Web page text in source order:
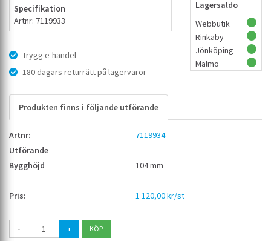
Specifikation
Artnr: 7119933
Trygg e-handel
180 dagars returrätt på lagervaror
Lagersaldo
Webbutik
Rinkaby
Jönköping
Malmö
Produkten finns i följande utförande
7119934
104 mm
1 120,00 kr/st
- +